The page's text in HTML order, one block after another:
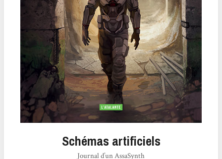
Schémas artificiels
Journal d’un AssaSynth